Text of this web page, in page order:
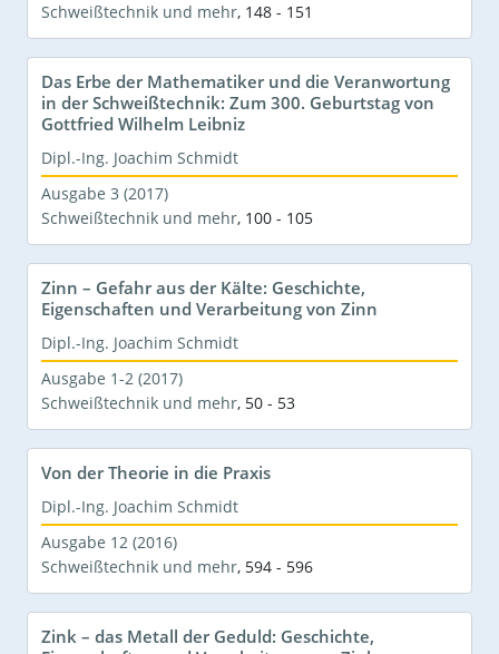
Schweißtechnik und mehr, 148 - 151
Das Erbe der Mathematiker und die Veranwortung
in der Schweißtechnik: Zum 300. Geburtstag von
Gottfried Wilhelm Leibniz
Dipl.-Ing. Joachim Schmidt
Ausgabe 3 (2017)
Schweißtechnik und mehr, 100 - 105
Zinn – Gefahr aus der Kälte: Geschichte,
Eigenschaften und Verarbeitung von Zinn
Dipl.-Ing. Joachim Schmidt
Ausgabe 1-2 (2017)
Schweißtechnik und mehr, 50 - 53
Von der Theorie in die Praxis
Dipl.-Ing. Joachim Schmidt
Ausgabe 12 (2016)
Schweißtechnik und mehr, 594 - 596
Zink – das Metall der Geduld: Geschichte,